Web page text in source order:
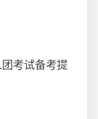
考试备考提